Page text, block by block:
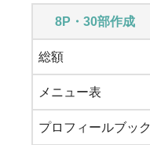
8P・30部作成
総額
メニュー表
プロフィールブック